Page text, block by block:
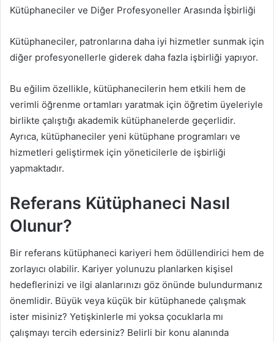
Kütüphaneciler ve Diğer Profesyoneller Arasında İşbirliği
Kütüphaneciler, patronlarına daha iyi hizmetler sunmak için
diğer profesyonellerle giderek daha fazla işbirliği yapıyor.
Bu eğilim özellikle, kütüphanecilerin hem etkili hem de
verimli öğrenme ortamları yaratmak için öğretim üyeleriyle
birlikte çalıştığı akademik kütüphanelerde geçerlidir.
Ayrıca, kütüphaneciler yeni kütüphane programları ve
hizmetleri geliştirmek için yöneticilerle de işbirliği
yapmaktadır.
Referans Kütüphaneci Nasıl
Olunur?
Bir referans kütüphaneci kariyeri hem ödüllendirici hem de
zorlayıcı olabilir. Kariyer yolunuzu planlarken kişisel
hedeflerinizi ve ilgi alanlarınızı göz önünde bulundurmanız
önemlidir. Büyük veya küçük bir kütüphanede çalışmak
ister misiniz? Yetişkinlerle mi yoksa çocuklarla mı
çalışmayı tercih edersiniz? Belirli bir konu alanında